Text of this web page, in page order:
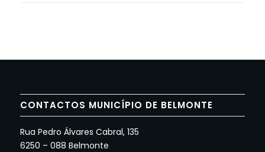
CONTACTOS MUNICÍPIO DE BELMONTE
Rua Pedro Álvares Cabral, 135
6250 – 088 Belmonte